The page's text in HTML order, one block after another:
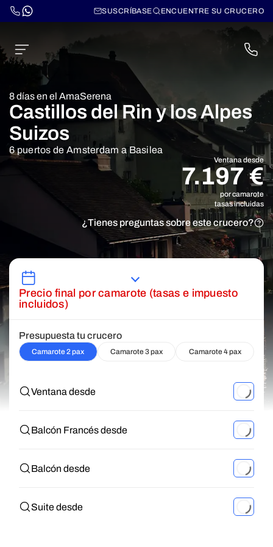
SUSCRÍBASE ENCUENTRE SU CRUCERO
8 días en el AmaSerena
Castillos del Rin y los Alpes
Suizos
6 puertos de Amsterdam a Basilea
Ventana desde
7.197 €
por camarote
tasas incluidas
¿Tienes preguntas sobre este crucero?
Precio final por camarote (tasas e impuesto
incluidos)
Presupuesta tu crucero
Camarote 2 pax Camarote 3 pax Camarote 4 pax
Ventana desde
Balcón Francés desde
Balcón desde
Suite desde